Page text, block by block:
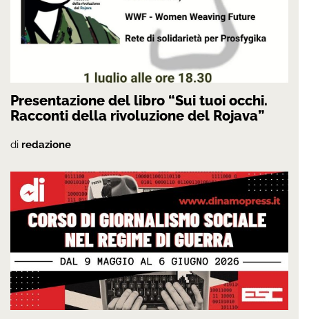
Presentazione del libro “Sui tuoi occhi.
Racconti della rivoluzione del Rojava”
di redazione